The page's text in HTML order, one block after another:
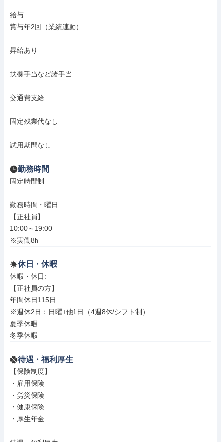
給与:
賞与年2回（業績連動）
昇給あり
扶養手当など諸手当
交通費支給
固定残業代なし
試用期間なし
勤務時間
固定時間制
勤務時間・曜日:
【正社員】
10:00～19:00
※実働8h
休日・休暇
休暇・休日:
【正社員の方】
年間休日115日
※週休2日：日曜+他1日（4週8休/シフト制）
夏季休暇
冬季休暇
待遇・福利厚生
【保険制度】
・雇用保険
・労災保険
・健康保険
・厚生年金